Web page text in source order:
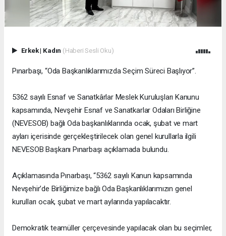
Erkek| Kadın (Haberi Sesli Oku)
Pınarbaşı, “Oda Başkanlıklarımızda Seçim Süreci Başlıyor”.
5362 sayılı Esnaf ve Sanatkârlar Meslek Kuruluşları Kanunu
kapsamında, Nevşehir Esnaf ve Sanatkarlar Odaları Birliğine
(NEVESOB) bağlı Oda başkanlıklarında ocak, şubat ve mart
ayları içerisinde gerçekleştirilecek olan genel kurullarla ilgili
NEVESOB Başkanı Pınarbaşı açıklamada bulundu.
Açıklamasında Pınarbaşı, “5362 sayılı Kanun kapsamında
Nevşehir’de Birliğimize bağlı Oda Başkanlıklarımızın genel
kurulları ocak, şubat ve mart aylarında yapılacaktır.
Demokratik teamüller çerçevesinde yapılacak olan bu seçimler,